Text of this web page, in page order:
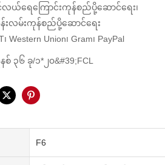
လယ်ရေကြောင်းကုန်စည်ပို့ဆောင်ရေး၊
းလမ်းကုန်စည်ပို့ဆောင်ရေး
၊ Western Union၊ Gram၊ PayPal
၃၆ ခု/၁*၂၀&#39;FCL
F6